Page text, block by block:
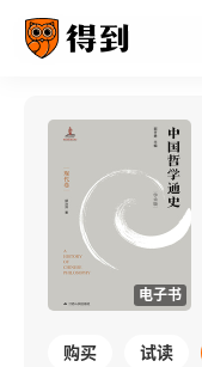
电子书
购买 试读